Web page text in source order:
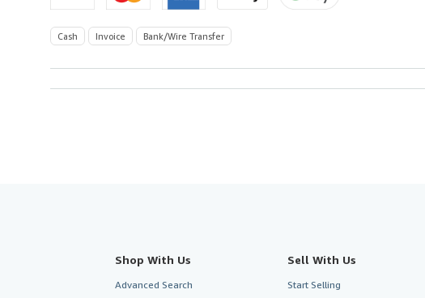
Cash Invoice Bank/Wire Transfer
Shop With Us
Advanced Search
Sell With Us
Start Selling